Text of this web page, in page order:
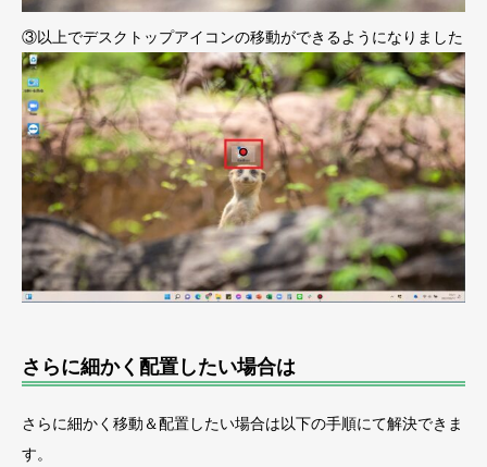
③以上でデスクトップアイコンの移動ができるようになりました
さらに細かく配置したい場合は
さらに細かく移動＆配置したい場合は以下の手順にて解決できま
す。